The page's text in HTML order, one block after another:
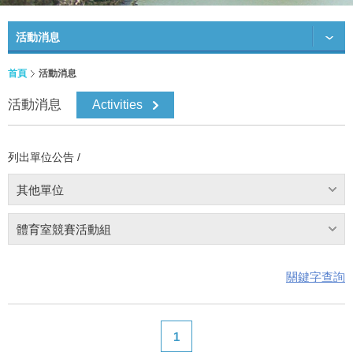
活動消息
首頁 活動消息
活動消息 Activities
列出單位公告 /
其他單位
體育室競賽活動組
關鍵字查詢
1